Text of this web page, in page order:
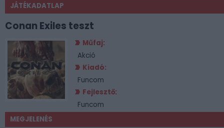
JÁTÉKADATLAP
Conan Exiles teszt
Műfaj:
Akció
Kiadó:
Funcom
Fejlesztő:
Funcom
MEGJELENÉS